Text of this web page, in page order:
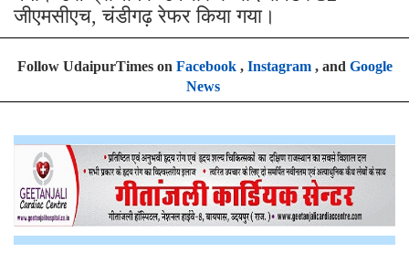
जीएमसीएच, चंडीगढ़ रेफर किया गया।
Follow UdaipurTimes on Facebook, Instagram, and Google
News